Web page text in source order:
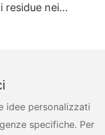
residue nei
idee personalizzati
specifiche. Per